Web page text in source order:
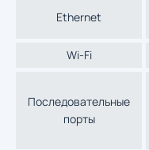
Ethernet
Wi-Fi
Последовательные
порты